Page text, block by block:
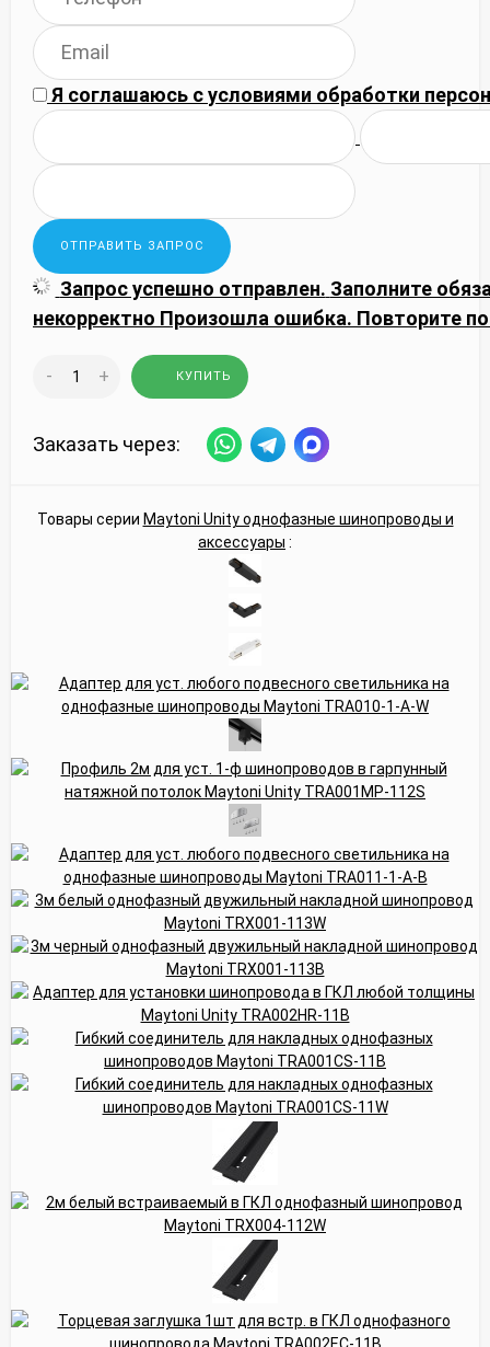
Я соглашаюсь сусловиями обработки
Запрос успешно отправлен. Заполните
некорректно Произошла ошибка. Повторите
- + КУПИТЬ
Заказать через:
Товары серии Maytoni Unity однофазные шинопроводы и
аксессуары :